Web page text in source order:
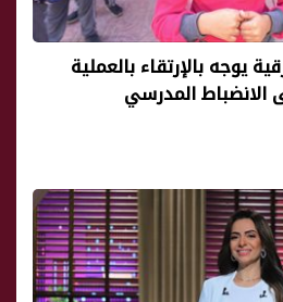
يوجه بالإرتقاء بالعملية
الانضباط المدرسي